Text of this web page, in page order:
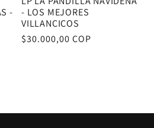
-
- LOS MEJORES
VILLANCICOS
Precio
$30.000,00 COP